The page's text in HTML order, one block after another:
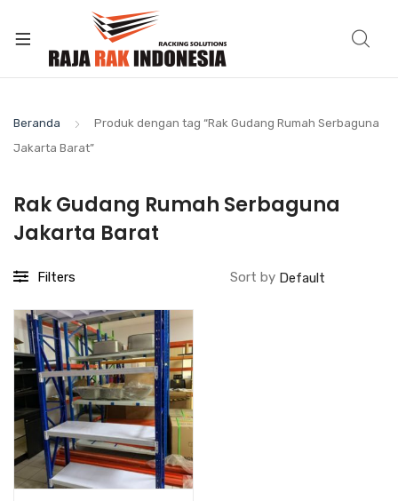
Beranda
Produk dengan tag “Rak Gudang Rumah Serbaguna
Jakarta Barat”
Rak Gudang Rumah Serbaguna
Jakarta Barat
Filters Sort by